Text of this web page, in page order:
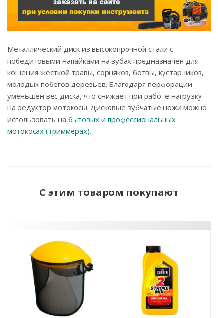
Металлический диск из высокопрочной стали с
победитовыми напайками на зубах предназначен для
кошения жесткой травы, сорняков, ботвы, кустарников,
молодых побегов деревьев. Благодаря перфорации
уменьшен вес диска, что снижает при работе нагрузку
на редуктор мотокосы. Дисковые зубчатые ножи можно
использовать на бытовых и профессиональных
мотокосах (триммерах).
С этим товаром покупают